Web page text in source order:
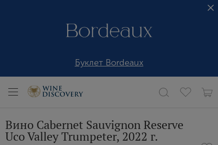
Буклет Bordeaux
Вино Cabernet Sauvignon Reserve
Uco Valley Trumpeter, 2022 г.